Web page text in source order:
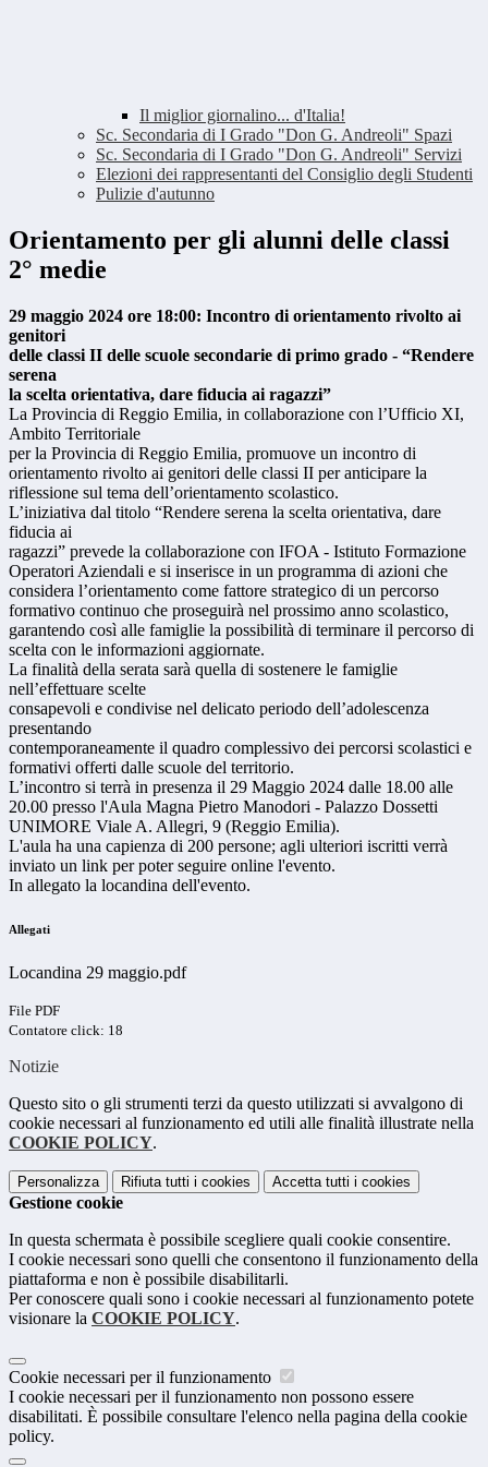
Il miglior giornalino... d'Italia!
Sc. Secondaria di I Grado "Don G. Andreoli" Spazi
Sc. Secondaria di I Grado "Don G. Andreoli" Servizi
Elezioni dei rappresentanti del Consiglio degli Studenti
Pulizie d'autunno
Orientamento per gli alunni delle classi
2° medie
29 maggio 2024 ore 18:00: Incontro di orientamento rivolto ai
genitori
delle classi II delle scuole secondarie di primo grado - “Rendere
serena
la scelta orientativa, dare fiducia ai ragazzi”
La Provincia di Reggio Emilia, in collaborazione con l’Ufficio XI,
Ambito Territoriale
per la Provincia di Reggio Emilia, promuove un incontro di
orientamento rivolto ai genitori delle classi II per anticipare la
riflessione sul tema dell’orientamento scolastico.
L’iniziativa dal titolo “Rendere serena la scelta orientativa, dare
fiducia ai
ragazzi” prevede la collaborazione con IFOA - Istituto Formazione
Operatori Aziendali e si inserisce in un programma di azioni che
considera l’orientamento come fattore strategico di un percorso
formativo continuo che proseguirà nel prossimo anno scolastico,
garantendo così alle famiglie la possibilità di terminare il percorso di
scelta con le informazioni aggiornate.
La finalità della serata sarà quella di sostenere le famiglie
nell’effettuare scelte
consapevoli e condivise nel delicato periodo dell’adolescenza
presentando
contemporaneamente il quadro complessivo dei percorsi scolastici e
formativi offerti dalle scuole del territorio.
L’incontro si terrà in presenza il 29 Maggio 2024 dalle 18.00 alle
20.00 presso l'Aula Magna Pietro Manodori - Palazzo Dossetti
UNIMORE Viale A. Allegri, 9 (Reggio Emilia).
L'aula ha una capienza di 200 persone; agli ulteriori iscritti verrà
inviato un link per poter seguire online l'evento.
In allegato la locandina dell'evento.
Allegati
Locandina 29 maggio.pdf
File PDF
Contatore click: 18
Notizie
Questo sito o gli strumenti terzi da questo utilizzati si avvalgono di
cookie necessari al funzionamento ed utili alle finalità illustrate nella
COOKIE POLICY.
Personalizza Rifiuta tutti i cookies Accetta tutti i cookies
Gestione cookie
In questa schermata è possibile scegliere quali cookie consentire.
I cookie necessari sono quelli che consentono il funzionamento della
piattaforma e non è possibile disabilitarli.
Per conoscere quali sono i cookie necessari al funzionamento potete
visionare la COOKIE POLICY.
Cookie necessari per il funzionamento
I cookie necessari per il funzionamento non possono essere
disabilitati. È possibile consultare l'elenco nella pagina della cookie
policy.